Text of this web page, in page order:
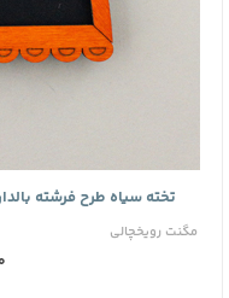
تخته سیاه طرح فرشته
مگنت رویخچالی